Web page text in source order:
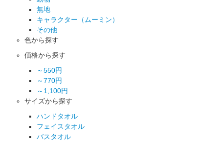
無地
キャラクター（ムーミン）
その他
色から探す
価格から探す
～550円
～770円
～1,100円
サイズから探す
ハンドタオル
フェイスタオル
バスタオル